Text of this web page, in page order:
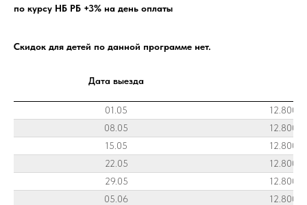
по курсу НБ РБ +3% на день оплаты
Скидок для детей по данной программе нет.
Дата выезда
01.05
12.800
08.05
12.800
15.05
12.800
22.05
12.800
29.05
12.800
05.06
12.800